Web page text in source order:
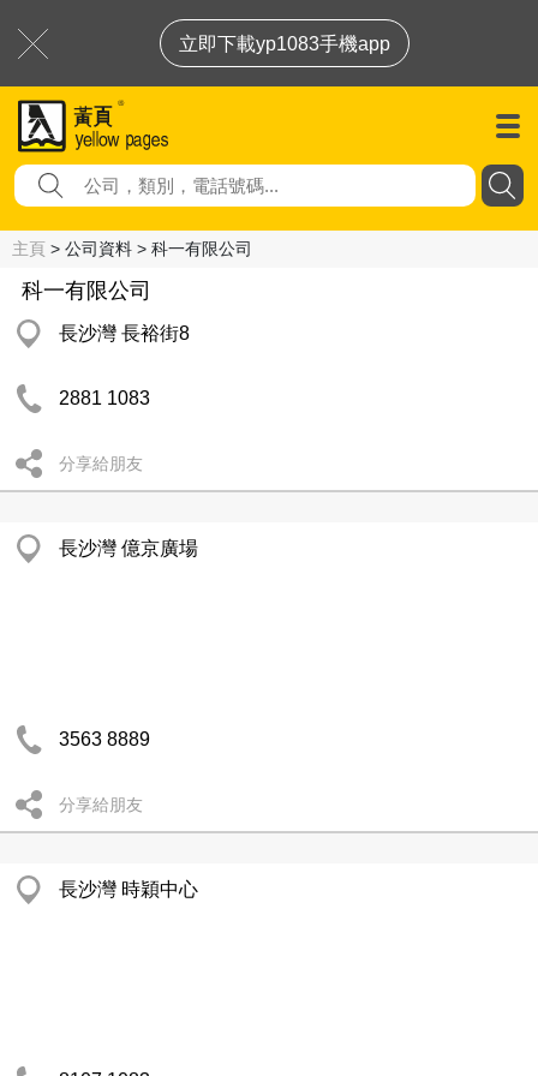
立即下載yp1083手機app
主頁 > 公司資料 > 科一有限公司
科一有限公司
長沙灣 長裕街8
2881 1083
分享給朋友
長沙灣 億京廣場
3563 8889
分享給朋友
長沙灣 時穎中心